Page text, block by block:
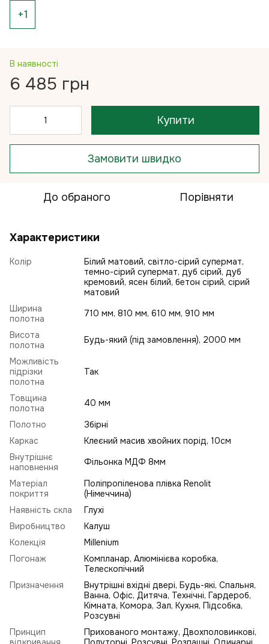
+1
В наявності
6 485 грн
Купити
Замовити швидко
До обраного Порівняти
Характеристики
Колір
Білий матовий, світло-сірий супермат,
темно-сірий супермат, дуб сірий, дуб
кремовий, ясен білий, бетон сірий, сірий
матовий
Ширина
полотна
710 мм, 810 мм, 610 мм, 910 мм
Висота
полотна
Будь-який (під замовлення), 2000 мм
Можливість
підрізки
полотна
Так
Товщина
полотна
40 мм
Полотно
Збірні
Каркас
Клеєний масив хвойних порід, 10см
Внутрішнє
наповнення
Фільонка МДФ 8мм
Матеріал
покриття
Поліпропіленова плівка Renolit
(Німеччина)
Наявність скла
Глухі
Виробництво
Калуш
Колекція
Millenium
Погонаж
Компланар, Алюмінієва коробка,
Телескопічний
Призначення
Внутрішні вхідні двері, Будь-які, Спальня,
Ванна, Офіс, Дитяча, Технічні, Гардероб,
Кімната, Комора, Зал, Кухня, Підсобка,
Розсувні
Принцип
Прихованого монтажу, Двохполовинкові,